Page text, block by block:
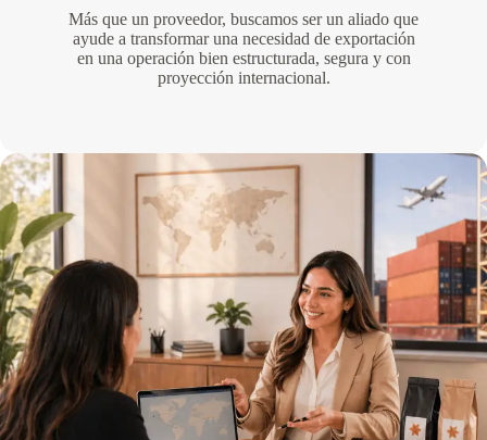
Más que un proveedor, buscamos ser un aliado que
ayude a transformar una necesidad de exportación
en una operación bien estructurada, segura y con
proyección internacional.